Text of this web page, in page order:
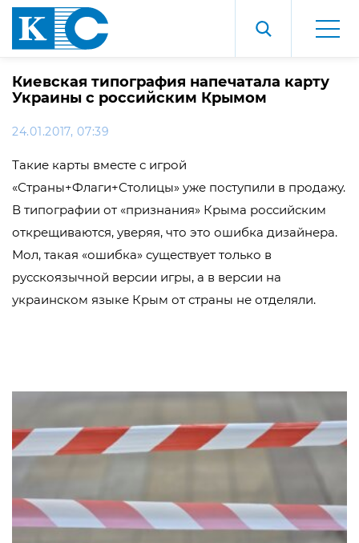
Киевская типография напечатала карту
Украины с российским Крымом
24.01.2017, 07:39
Такие карты вместе с игрой
«Страны+Флаги+Столицы» уже поступили в продажу.
В типографии от «признания» Крыма российским
открещиваются, уверяя, что это ошибка дизайнера.
Мол, такая «ошибка» существует только в
русскоязычной версии игры, а в версии на
украинском языке Крым от страны не отделяли.